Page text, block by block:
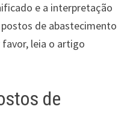
e a interpretação
de abastecimento
leia o artigo
de